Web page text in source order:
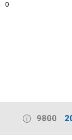
0
9800